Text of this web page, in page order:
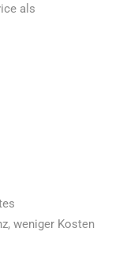
als
weniger Kosten